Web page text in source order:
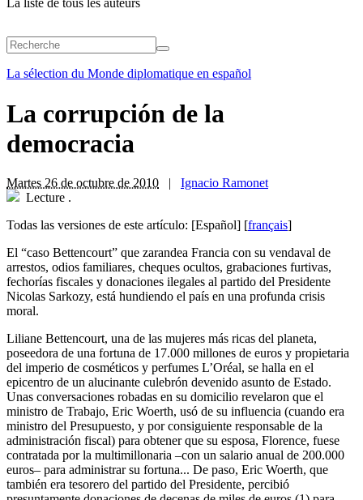
La liste de tous les auteurs
La sélection du Monde diplomatique en español
La corrupción de la
democracia
Martes 26 de octubre de 2010 | Ignacio Ramonet
Lecture .
Todas las versiones de este artículo: [Español] [français]
El “caso Bettencourt” que zarandea Francia con su vendaval de
arrestos, odios familiares, cheques ocultos, grabaciones furtivas,
fechorías fiscales y donaciones ilegales al partido del Presidente
Nicolas Sarkozy, está hundiendo el país en una profunda crisis
moral.
Liliane Bettencourt, una de las mujeres más ricas del planeta,
poseedora de una fortuna de 17.000 millones de euros y propietaria
del imperio de cosméticos y perfumes L’Oréal, se halla en el
epicentro de un alucinante culebrón devenido asunto de Estado.
Unas conversaciones robadas en su domicilio revelaron que el
ministro de Trabajo, Eric Woerth, usó de su influencia (cuando era
ministro del Presupuesto, y por consiguiente responsable de la
administración fiscal) para obtener que su esposa, Florence, fuese
contratada por la multimillonaria –con un salario anual de 200.000
euros– para administrar su fortuna... De paso, Eric Woerth, que
también era tesorero del partido del Presidente, percibió